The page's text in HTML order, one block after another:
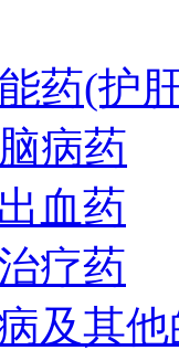
药(护
病药
血药
疗药
及其